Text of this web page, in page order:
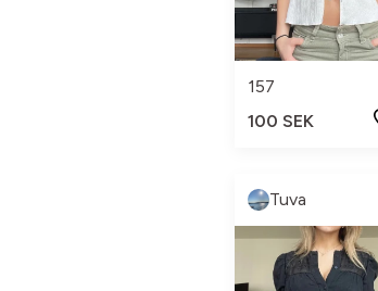
157
100 SEK
Tuva